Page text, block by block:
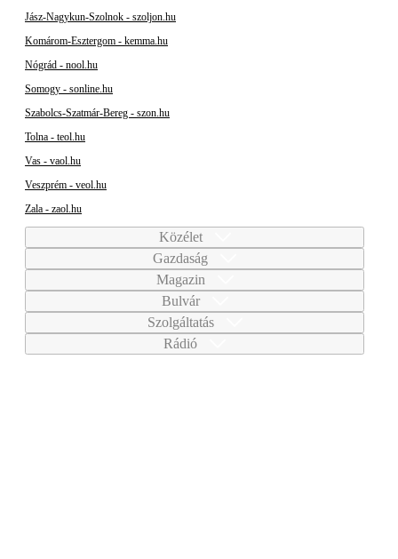
Jász-Nagykun-Szolnok - szoljon.hu
Komárom-Esztergom - kemma.hu
Nógrád - nool.hu
Somogy - sonline.hu
Szabolcs-Szatmár-Bereg - szon.hu
Tolna - teol.hu
Vas - vaol.hu
Veszprém - veol.hu
Zala - zaol.hu
Közélet
Gazdaság
Magazin
Bulvár
Szolgáltatás
Rádió